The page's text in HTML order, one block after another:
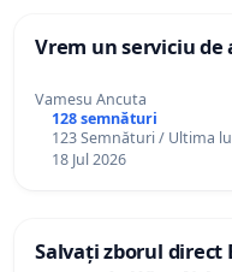
Vrem un serviciu de
Vamesu Ancuta
128 semnături
123 Semnături / Ultima
18 Jul 2026
Salvați zborul direct